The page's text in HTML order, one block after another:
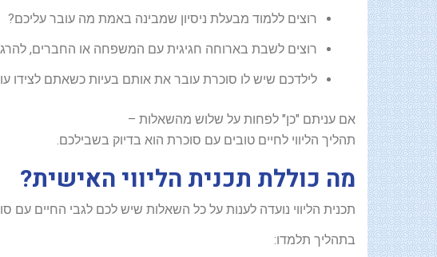
רוצים ללמוד מבעלת ניסיון שמבינה באמת מה עובר עליכם?
רוצים לשבת בארוחה חגיגית עם המשפחה או החברים,
לילדכם שיש לו סוכרת עובר את אותם בעיות כשאתם לצידו
אם עניתם "כן" לפחות על שלוש מהשאלות –
תהליך הליווי לחיים טובים עם סוכרת הוא בדיוק בשבילכם.
מה כוללת תכנית הליווי האישית?
תכנית הליווי נועדה לענות על כל השאלות שיש לכם לגבי החיים עם
בתהליך תלמדו: